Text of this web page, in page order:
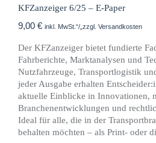
KFZanzeiger 6/25 – E-Paper
9,00 € inkl. MwSt.“/„zzgl. Versandkosten
Der KFZanzeiger bietet fundierte
Fahrberichte, Marktanalysen und
Nutzfahrzeuge, Transportlogistik
jeder Ausgabe erhalten
aktuelle Einblicke in Innovationen,
Branchenentwicklungen und
Ideal für alle, die in der
behalten möchten – als Print- oder